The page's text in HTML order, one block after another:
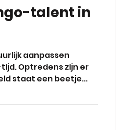
talent in
aanpassen
Optredens zijn er
staat een beetje...